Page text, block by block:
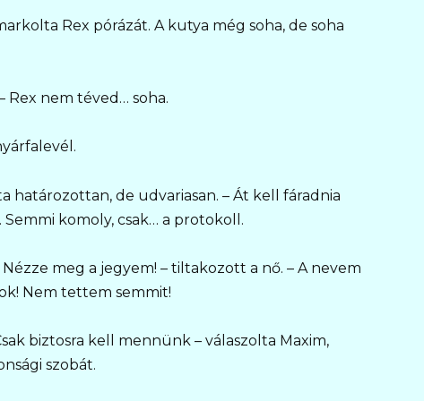
Rex pórázát. A kutya még soha, de soha
Rex nem téved… soha.
határozottan, de udvariasan. – Át kell fáradnia
komoly, csak… a protokoll.
meg a jegyem! – tiltakozott a nő. – A nevem
Nem tettem semmit!
biztosra kell mennünk – válaszolta Maxim,
szobát.